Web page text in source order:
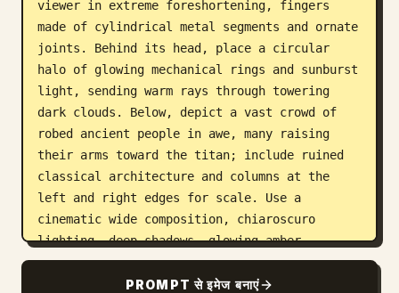
viewer in extreme foreshortening, fingers
made of cylindrical metal segments and ornate
joints. Behind its head, place a circular
halo of glowing mechanical rings and sunburst
light, sending warm rays through towering
dark clouds. Below, depict a vast crowd of
robed ancient people in awe, many raising
their arms toward the titan; include ruined
classical architecture and columns at the
left and right edges for scale. Use a
cinematic wide composition, chiaroscuro
lighting, deep shadows, glowing amber
highlights, smoky atmosphere, turbulent
clouds, dense painterly brushwork, intricate
PROMPT से इमेज बनाएं